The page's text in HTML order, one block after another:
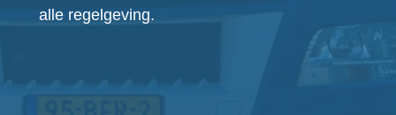
alle regelgeving.